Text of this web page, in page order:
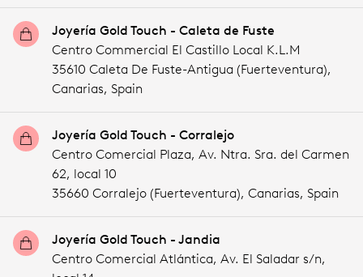
Joyería Gold Touch - Caleta de Fuste
Centro Commercial El Castillo Local K.L.M
35610 Caleta De Fuste-Antigua (Fuerteventura),
Canarias, Spain
Joyería Gold Touch - Corralejo
Centro Comercial Plaza, Av. Ntra. Sra. del Carmen
62, local 10
35660 Corralejo (Fuerteventura), Canarias, Spain
Joyería Gold Touch - Jandia
Centro Comercial Atlántica, Av. El Saladar s/n,